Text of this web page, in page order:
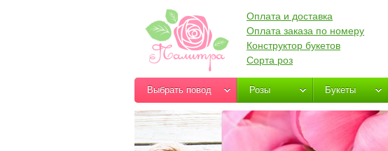
Оплата и доставка
Оплата заказа по номеру
Конструктор букетов
Сорта роз
Выбрать повод Розы Букеты